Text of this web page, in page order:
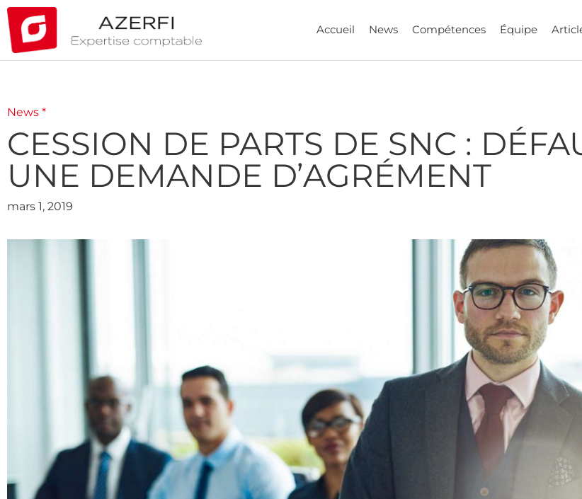
Accueil News Compétences Équipe
News *
CESSION DE PARTS DE SNC :
UNE DEMANDE D’AGRÉMENT
mars 1, 2019